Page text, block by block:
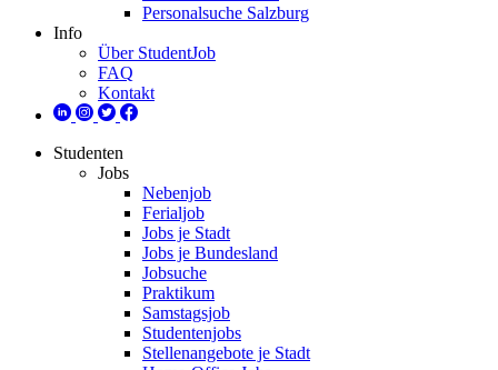
Personalsuche Salzburg
Info
Über StudentJob
FAQ
Kontakt
Studenten
Jobs
Nebenjob
Ferialjob
Jobs je Stadt
Jobs je Bundesland
Jobsuche
Praktikum
Samstagsjob
Studentenjobs
Stellenangebote je Stadt